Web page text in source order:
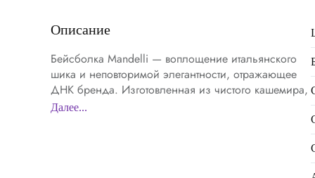
Описание
Бейсболка Mandelli — воплощение итальянского
шика и неповторимой элегантности, отражающее
ДНК бренда. Изготовленная из чистого кашемира,
она дарит невероятную мягкость и роскошь,
Далее...